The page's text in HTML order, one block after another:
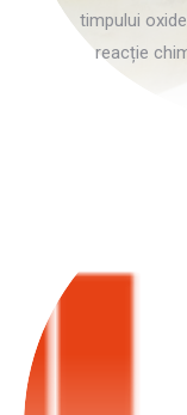
timpului
reacție